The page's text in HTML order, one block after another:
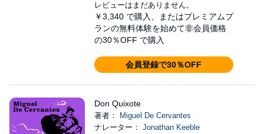
レビューはまだありません。
￥3,340 で購入、またはプレミアムプ
ランの無料体験を始めて非会員価格
の30％OFF で購入
会員登録で30％OFF
Don Quixote
著者：
Miguel De Cervantes
ナレーター： Jonathan Keeble